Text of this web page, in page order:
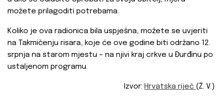
možete prilagoditi potrebama.
Koliko je ova radionica bila uspješna, možete se uvjeriti
na Takmičenju risara, koje će ove godine biti održano 12.
srpnja na starom mjestu – na njivi kraj crkve u Đurđinu po
ustaljenom programu.
Izvor: Hrvatska riječ (Ž. V.)